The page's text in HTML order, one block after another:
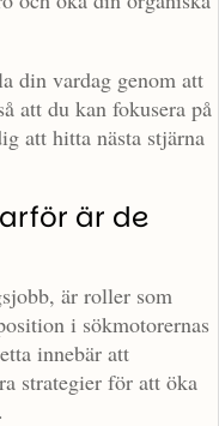
din vardag genom att
att du kan fokusera på
att hitta nästa stjärna
är de
är roller som
i sökmotorernas
innebär att
strategier för att öka